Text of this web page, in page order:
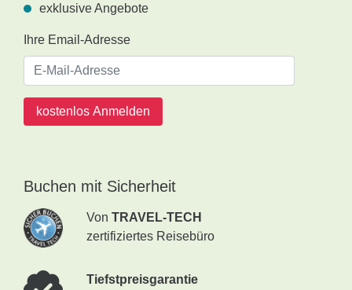
exklusive Angebote
Ihre Email-Adresse
kostenlos Anmelden
Buchen mit Sicherheit
Von TRAVEL-TECH
zertifiziertes Reisebüro
Tiefstpreisgarantie